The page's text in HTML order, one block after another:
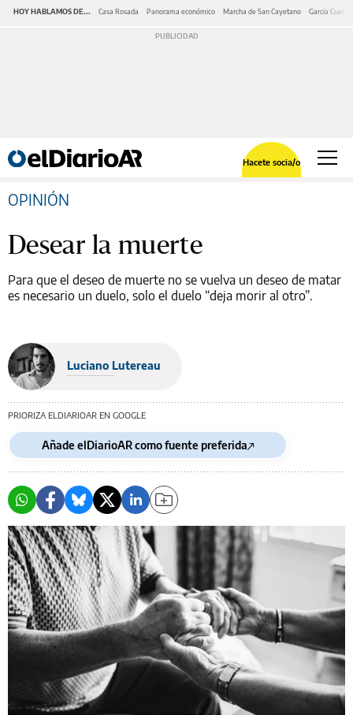
HOY HABLAMOS DE... Casa Rosada Panorama económico Marcha de San Cayetano García Cuerva
Hacete socia/o
OPINIÓN
Desear la muerte
Para que el deseo de muerte no se vuelva un deseo de matar
es necesario un duelo, solo el duelo “deja morir al otro”.
Luciano Lutereau
PRIORIZA ELDIARIOAR EN GOOGLE
Añade elDiarioAR como fuente preferida